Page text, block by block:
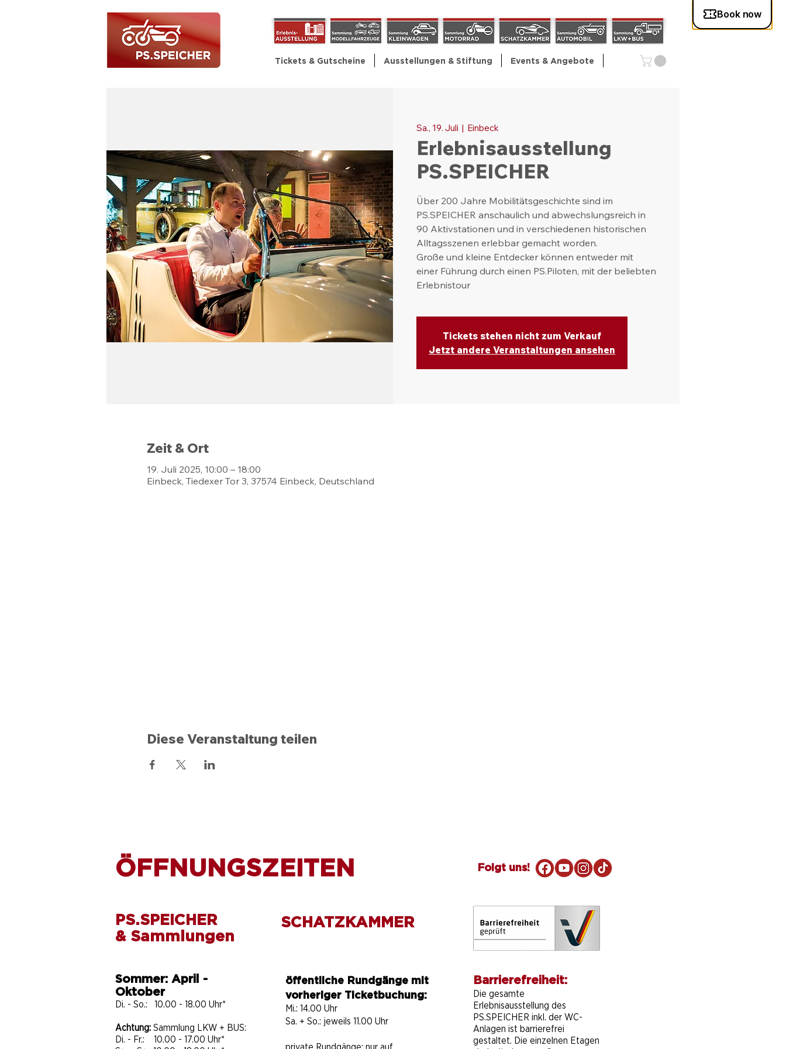
Tickets & Gutscheine Ausstellungen & Stiftung Events & Angebote
Sa., 19. Juli
  |
Einbeck
Erlebnisausstellung
PS.SPEICHER
Über 200 Jahre Mobilitätsgeschichte sind im
PS.SPEICHER anschaulich und abwechslungsreich in
90 Aktivstationen und in verschiedenen historischen
Alltagsszenen erlebbar gemacht worden.
Große und kleine Entdecker können entweder mit
einer Führung durch einen PS.Piloten, mit der beliebten
Erlebnistour
Tickets stehen nicht zum Verkauf
Jetzt andere Veranstaltungen ansehen
Zeit & Ort
19. Juli 2025, 10:00 – 18:00
Einbeck, Tiedexer Tor 3, 37574 Einbeck, Deutschland
Diese Veranstaltung teilen
ÖFFNUNGSZEITEN
PS.SPEICHER
& Sammlungen
SCHATZKAMMER
Sommer: April -
Oktober
Di. - So.: 10.00 - 18.00 Uhr*
Achtung: Sammlung LKW + BUS:
Di. - Fr.: 10.00 - 17.00 Uhr*
öffentliche Rundgänge mit
vorheriger Ticketbuchung:
Mi.: 14.00 Uhr
Sa. + So.: jeweils 11.00 Uhr
Folgt uns!
Barrierefreiheit:
Die gesamte
Erlebnisausstellung des
PS.SPEICHER inkl. der WC-
Anlagen ist barrierefrei
gestaltet. Die einzelnen Etagen